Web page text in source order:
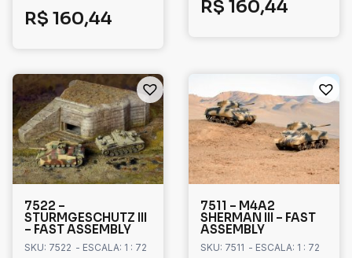
R$ 160,44
R$ 160,44
7522 –
STURMGESCHUTZ III
– FAST ASSEMBLY
SKU: 7522 - ESCALA: 1 : 72
7511 – M4A2
SHERMAN III – FAST
ASSEMBLY
SKU: 7511 - ESCALA: 1 : 72